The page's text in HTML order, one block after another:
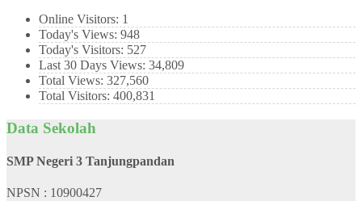
Online Visitors: 1
Today's Views: 948
Today's Visitors: 527
Last 30 Days Views: 34,809
Total Views: 327,560
Total Visitors: 400,831
Data Sekolah
SMP Negeri 3 Tanjungpandan
NPSN : 10900427